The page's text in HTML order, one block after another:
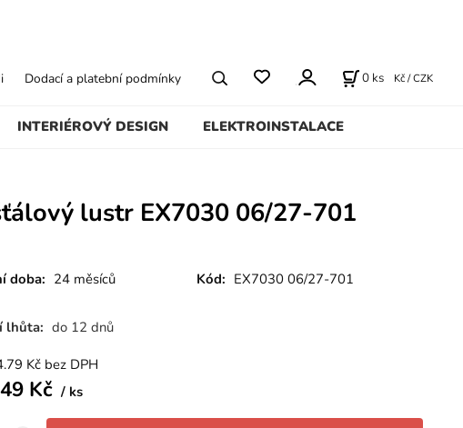
INTERIÉROVÝ DESIGN ELEKTROINSTALACE
Dodací a platební podmínky 0 ks Kč / CZK
lustr EX7030 06/27-701
doba: 24 měsíců Kód: EX7030 06/27-701
lhůta: do 12 dnů
Kč bez DPH
Kč ks